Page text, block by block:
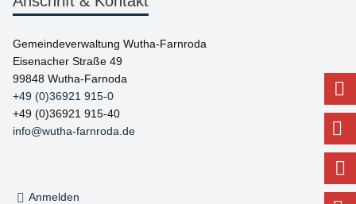
Gemeindeverwaltung Wutha-Farnroda
Eisenacher Straße 49
99848 Wutha-Farnoda
+49 (0)36921 915-0
+49 (0)36921 915-40
info@wutha-farnroda.de
Anmelden